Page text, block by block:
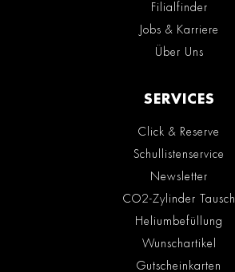
Filialfinder
Jobs & Karriere
Über Uns
SERVICES
Click & Reserve
Schullistenservice
Newsletter
CO2-Zylinder Tausch
Heliumbefüllung
Wunschartikel
Gutscheinkarten